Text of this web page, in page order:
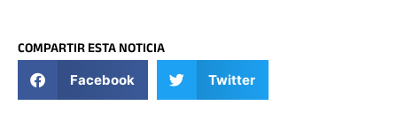
COMPARTIR ESTA NOTICIA
Facebook Twitter